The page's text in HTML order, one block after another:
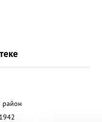
район